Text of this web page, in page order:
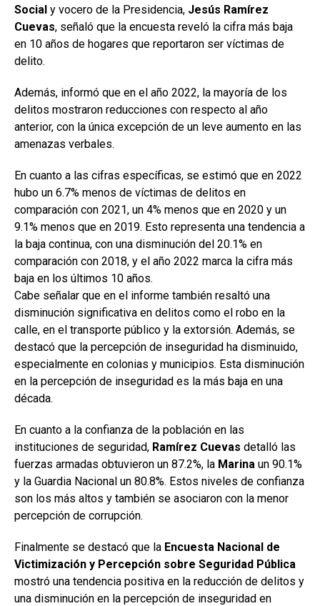
Social y vocero de la Presidencia, Jesús Ramírez
Cuevas, señaló que la encuesta reveló la cifra más baja
en 10 años de hogares que reportaron ser víctimas de
delito.
Además, informó que en el año 2022, la mayoría de los
delitos mostraron reducciones con respecto al año
anterior, con la única excepción de un leve aumento en las
amenazas verbales.
En cuanto a las cifras específicas, se estimó que en 2022
hubo un 6.7% menos de víctimas de delitos en
comparación con 2021, un 4% menos que en 2020 y un
9.1% menos que en 2019. Esto representa una tendencia a
la baja continua, con una disminución del 20.1% en
comparación con 2018, y el año 2022 marca la cifra más
baja en los últimos 10 años.
Cabe señalar que en el informe también resaltó una
disminución significativa en delitos como el robo en la
calle, en el transporte público y la extorsión. Además, se
destacó que la percepción de inseguridad ha disminuido,
especialmente en colonias y municipios. Esta disminución
en la percepción de inseguridad es la más baja en una
década.
En cuanto a la confianza de la población en las
instituciones de seguridad, Ramírez Cuevas detalló las
fuerzas armadas obtuvieron un 87.2%, la Marina un 90.1%
y la Guardia Nacional un 80.8%. Estos niveles de confianza
son los más altos y también se asociaron con la menor
percepción de corrupción.
Finalmente se destacó que la Encuesta Nacional de
Victimización y Percepción sobre Seguridad Pública
mostró una tendencia positiva en la reducción de delitos y
una disminución en la percepción de inseguridad en